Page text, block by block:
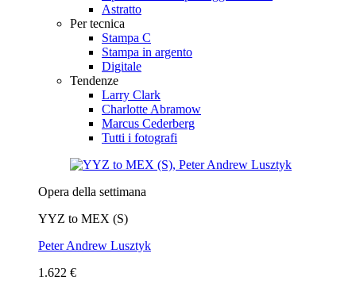
Astratto
Per tecnica
Stampa C
Stampa in argento
Digitale
Tendenze
Larry Clark
Charlotte Abramow
Marcus Cederberg
Tutti i fotografi
Opera della settimana
YYZ to MEX (S)
Peter Andrew Lusztyk
1.622 €